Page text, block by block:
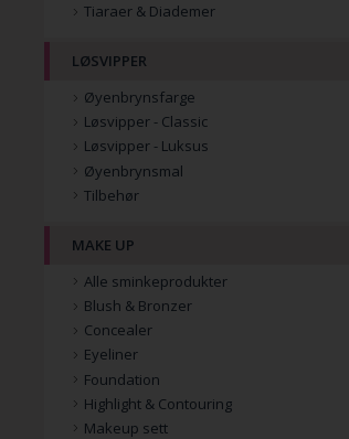
Tiaraer & Diademer
LØSVIPPER
Øyenbrynsfarge
Løsvipper - Classic
Løsvipper - Luksus
Øyenbrynsmal
Tilbehør
MAKE UP
Alle sminkeprodukter
Blush & Bronzer
Concealer
Eyeliner
Foundation
Highlight & Contouring
Makeup sett